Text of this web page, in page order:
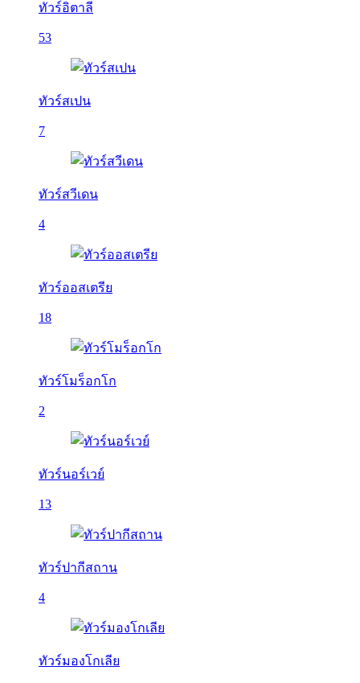
ทัวร์อิตาลี
53
ทัวร์สเปน
7
ทัวร์สวีเดน
4
ทัวร์ออสเตรีย
18
ทัวร์โมร็อกโก
2
ทัวร์นอร์เวย์
13
ทัวร์ปากีสถาน
4
ทัวร์มองโกเลีย